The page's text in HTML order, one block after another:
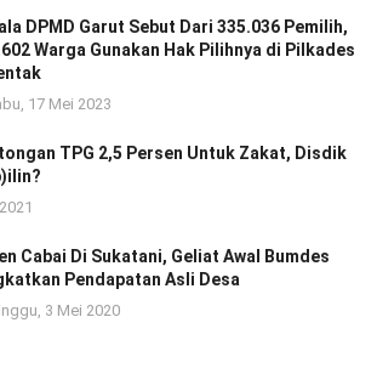
DPMD Garut Sebut Dari 335.036 Pemilih,
Warga Gunakan Hak Pilihnya di Pilkades
17 Mei 2023
TPG 2,5 Persen Untuk Zakat, Disdik
Cabai Di Sukatani, Geliat Awal Bumdes
Pendapatan Asli Desa
3 Mei 2020